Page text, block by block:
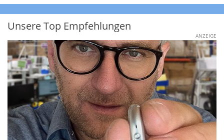
Unsere Top Empfehlungen
ANZEIGE